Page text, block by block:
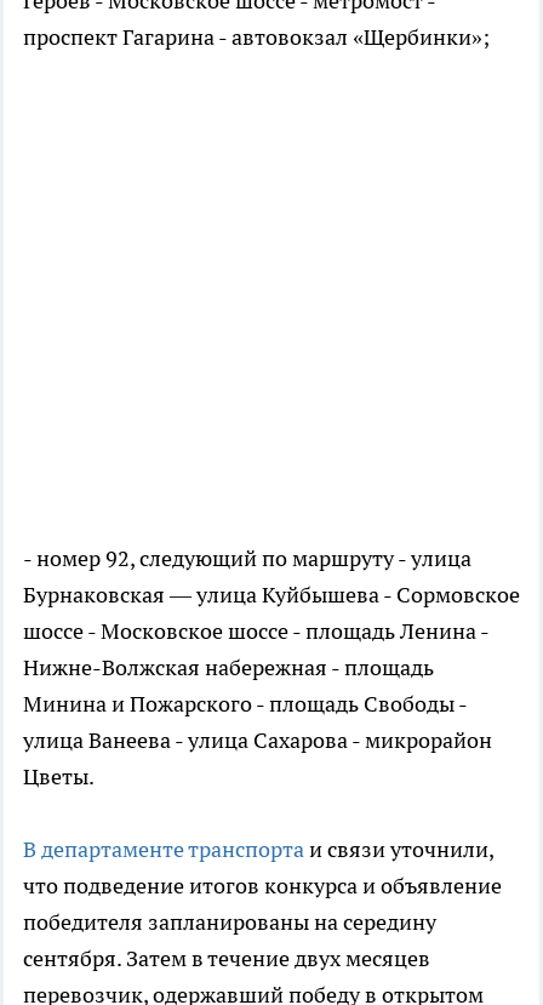
проспект Гагарина - автовокзал «Щербинки»;
- номер 92, следующий по маршруту - улица
Бурнаковская — улица Куйбышева - Сормовское
шоссе - Московское шоссе - площадь Ленина -
Нижне-Волжская набережная - площадь
Минина и Пожарского - площадь Свободы -
улица Ванеева - улица Сахарова - микрорайон
Цветы.
В департаменте транспортаи связи уточнили,
что подведение итогов конкурса и объявление
победителя запланированы на середину
сентября. Затем в течение двух месяцев
перевозчик, одержавший победу в открытом